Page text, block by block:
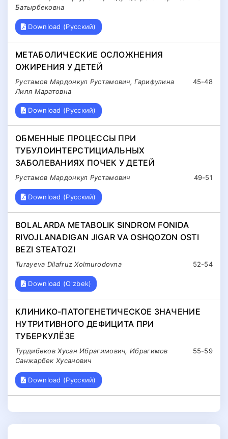
Батырбековна
Download (Русский)
МЕТАБОЛИЧЕСКИЕ ОСЛОЖНЕНИЯ
ОЖИРЕНИЯ У ДЕТЕЙ
45-48
Рустамов Мардонкул Рустамович, Гарифулина
Лиля Маратовна
Download (Русский)
ОБМЕННЫЕ ПРОЦЕССЫ ПРИ
ТУБУЛОИНТЕРСТИЦИАЛЬНЫХ
ЗАБОЛЕВАНИЯХ ПОЧЕК У ДЕТЕЙ
49-51
Рустамов Мардонкул Рустамович
Download (Русский)
BOLALARDA METABOLIK SINDROM FONIDA
RIVOJLANADIGAN JIGAR VA OSHQOZON OSTI
BEZI STEATOZI
52-54
Turayeva Dilafruz Xolmurodovna
Download (O'zbek)
КЛИНИКО-ПАТОГЕНЕТИЧЕСКОЕ ЗНАЧЕНИЕ
НУТРИТИВНОГО ДЕФИЦИТА ПРИ
ТУБЕРКУЛЁЗЕ
55-59
Турдибеков Хусан Ибрагимович, Ибрагимов
Санжарбек Хусанович
Download (Русский)